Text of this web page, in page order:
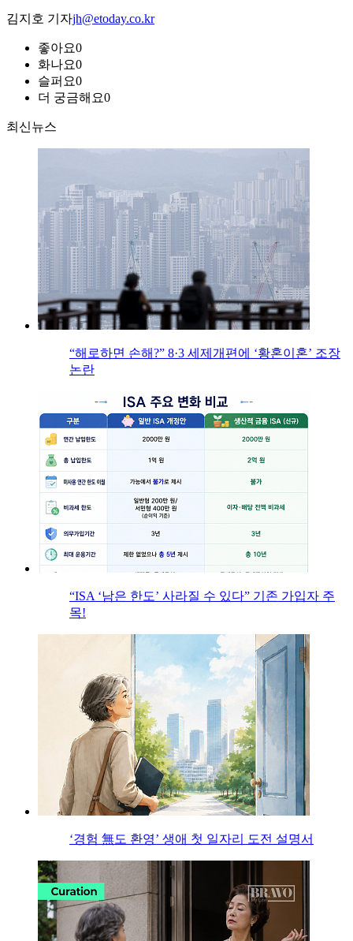
김지호 기자jh@etoday.co.kr
좋아요0
화나요0
슬퍼요0
더 궁금해요0
최신뉴스
“해로하면 손해?” 8·3 세제개편에 ‘황혼이혼’ 조장
논란
“ISA ‘남은 한도’ 사라질 수 있다” 기존 가입자 주
목!
‘경험 無도 환영’ 생애 첫 일자리 도전 설명서